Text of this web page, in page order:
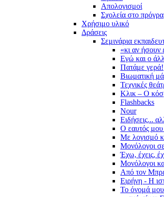
Απολογισμοί
Σχολεία στο
Χρήσιμο υλικό
Δράσεις
Σεμινάρια
«κι αν ήσουν
Εγώ και ο
Πατάμε γερά!
Βιωματική
Τεχνικές
Κλικ – Ο
Flashbacks
Nour
Ειδήσεις...
Ο εαυτός
Με λογισμό
Μονόλογοι
Έχω, έχεις,
Μονόλογοι
Από τον
Ειρήνη - Η
Το όνομά